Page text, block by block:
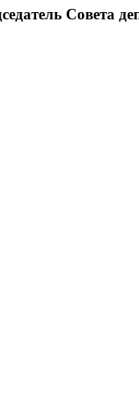
Совета